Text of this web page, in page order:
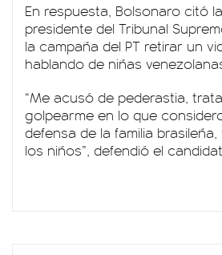
En respuesta, Bolsonaro citó
presidente del Tribunal
la campaña del PT retirar un
hablando de niñas
“Me acusó de pederastia,
golpearme en lo que
defensa de la familia
los niños”, defendió el